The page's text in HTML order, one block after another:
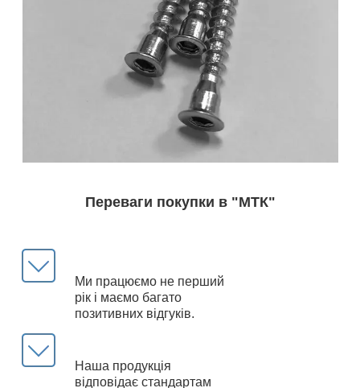
Переваги покупки в "МТК"
Ми працюємо не перший
рік і маємо багато
позитивних відгуків.
Наша продукція
відповідає стандартам